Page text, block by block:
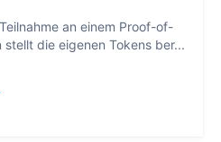
an einem Proof-of-
die eigenen Tokens ber...